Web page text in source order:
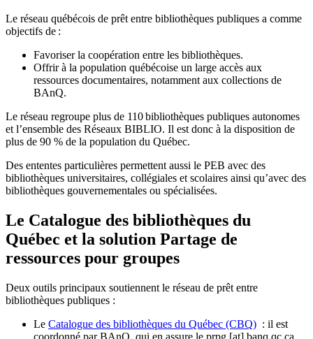
Le réseau québécois de prêt entre bibliothèques publiques a comme
objectifs de :
Favoriser la coopération entre les bibliothèques.
Offrir à la population québécoise un large accès aux
ressources documentaires, notamment aux collections de
BAnQ.
Le réseau regroupe plus de 110bibliothèques publiques autonomes
et l’ensemble des Réseaux BIBLIO. Il est donc à la disposition de
plus de 90 % de la population du Québec.
Des ententes particulières permettent aussi le PEB avec des
bibliothèques universitaires, collégiales et scolaires ainsi qu’avec des
bibliothèques gouvernementales ou spécialisées.
Le Catalogue des bibliothèques du
Québec et la solution Partage de
ressources pour groupes
Deux outils principaux soutiennent le réseau de prêt entre
bibliothèques publiques :
Le Catalogue des bibliothèques du Québec (CBQ) : il est
coordonné par BAnQ, qui en assure le prpg [at] banq.qc.ca